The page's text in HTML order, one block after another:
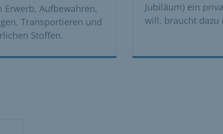
Erwerb, Aufbewahren,
Transportieren und
Stoffen.
Jubiläum) ein
will, braucht dazu